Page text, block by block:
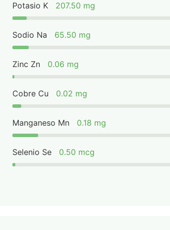
Potasio K 207.50 mg
Sodio Na 65.50 mg
Zinc Zn 0.06 mg
Cobre Cu 0.02 mg
Manganeso Mn 0.18 mg
Selenio Se 0.50 mcg